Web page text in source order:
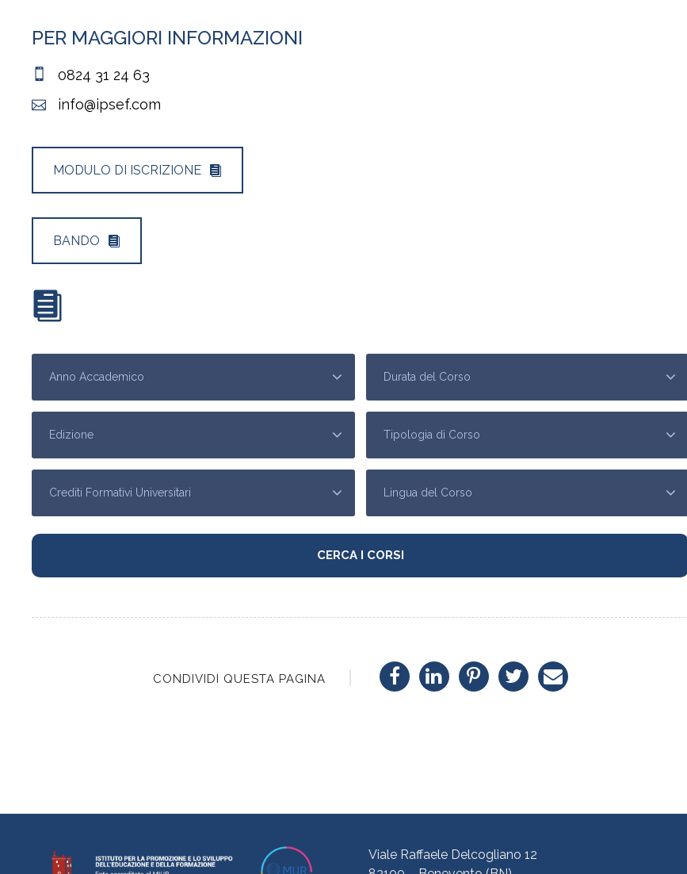
PER MAGGIORI INFORMAZIONI
0824 31 24 63
info@ipsef.com
MODULO DI ISCRIZIONE
BANDO
CONDIVIDI QUESTA PAGINA
Viale Raffaele Delcogliano 12